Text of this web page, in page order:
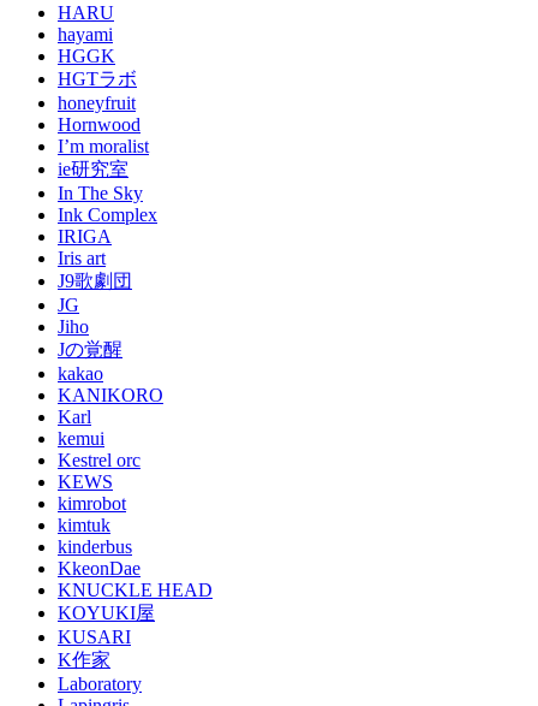
HARU
hayami
HGGK
HGTラボ
honeyfruit
Hornwood
I’m moralist
ie研究室
In The Sky
Ink Complex
IRIGA
Iris art
J9歌劇団
JG
Jiho
Jの覚醒
kakao
KANIKORO
Karl
kemui
Kestrel orc
KEWS
kimrobot
kimtuk
kinderbus
KkeonDae
KNUCKLE HEAD
KOYUKI屋
KUSARI
K作家
Laboratory